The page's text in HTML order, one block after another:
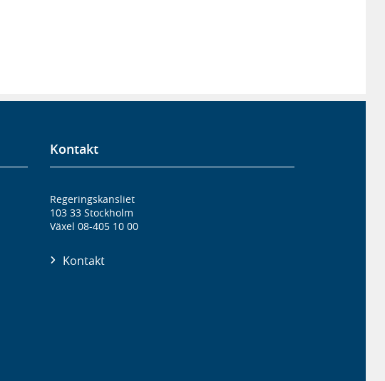
Kontakt
Regeringskansliet
103 33 Stockholm
Växel 08-405 10 00
Kontakt